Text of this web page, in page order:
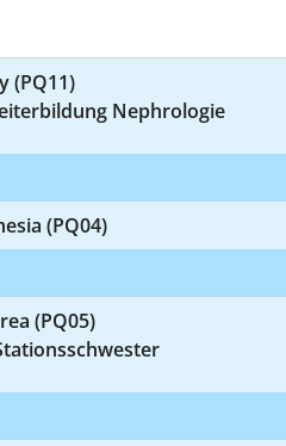
(PQ11)
Nephrologie
(PQ04)
(PQ05)